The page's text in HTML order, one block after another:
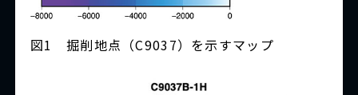
図1 掘削地点（C9037）を示すマップ